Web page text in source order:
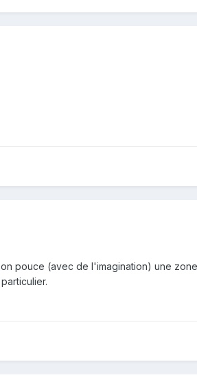
pouce (avec de l'imagination) une